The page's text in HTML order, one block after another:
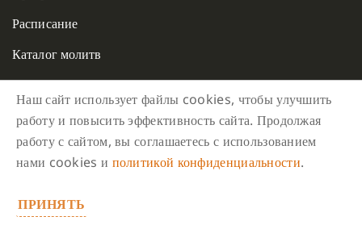
Расписание
Каталог молитв
Молитвенная помощь
Подношение и спонсорство
Волонтерство
Если Вы хотите приостановить систематические
Наш сайт использует файлы cookies, чтобы улучшить
работу и повысить эффективность сайта. Продолжая
работу с сайтом, вы соглашаетесь с использованием
нами cookies и политикой конфиденциальности.
ПРИНЯТЬ